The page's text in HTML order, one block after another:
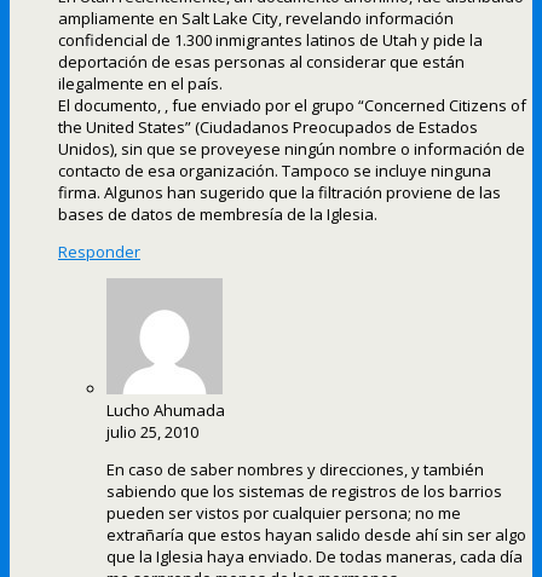
ampliamente en Salt Lake City, revelando información
confidencial de 1.300 inmigrantes latinos de Utah y pide la
deportación de esas personas al considerar que están
ilegalmente en el país.
El documento, , fue enviado por el grupo “Concerned Citizens of
the United States” (Ciudadanos Preocupados de Estados
Unidos), sin que se proveyese ningún nombre o información de
contacto de esa organización. Tampoco se incluye ninguna
firma. Algunos han sugerido que la filtración proviene de las
bases de datos de membresía de la Iglesia.
Responder
Lucho Ahumada
julio 25, 2010
En caso de saber nombres y direcciones, y también
sabiendo que los sistemas de registros de los barrios
pueden ser vistos por cualquier persona; no me
extrañaría que estos hayan salido desde ahí sin ser algo
que la Iglesia haya enviado. De todas maneras, cada día